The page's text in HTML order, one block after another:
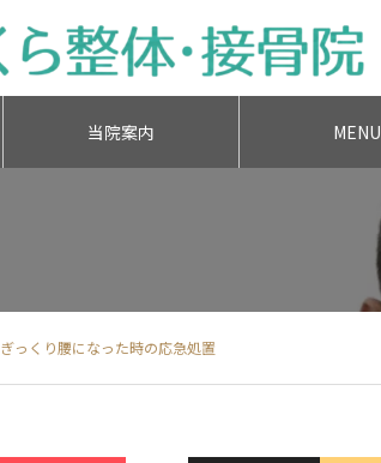
当院案内 MENU
ぎっくり腰になった時の応急処置